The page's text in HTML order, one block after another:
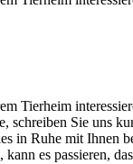
Tierheim
Sie uns
in Ruhe mit Ihnen
es passieren,